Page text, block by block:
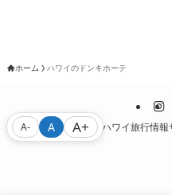
ホーム ハワイのドンキホーテ
©初心者向けハワイ旅行情報
A- A A+